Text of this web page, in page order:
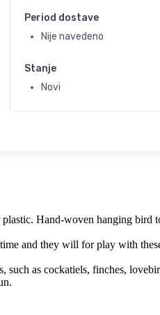
Period dostave
Nije navedeno
Stanje
Novi